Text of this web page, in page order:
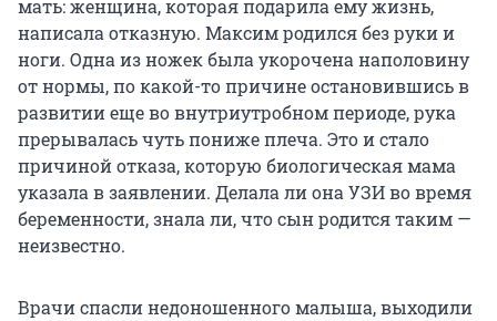
мать: женщина, которая подарила ему жизнь,
написала отказную. Максим родился без руки и
ноги. Одна из ножек была укорочена наполовину
от нормы, по какой-то причине остановившись в
развитии еще во внутриутробном периоде, рука
прерывалась чуть пониже плеча. Это и стало
причиной отказа, которую биологическая мама
указала в заявлении. Делала ли она УЗИ во время
беременности, знала ли, что сын родится таким —
неизвестно.
Врачи спасли недоношенного малыша, выходили